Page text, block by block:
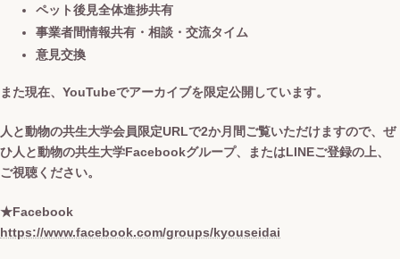
ペット後見全体進捗共有
事業者間情報共有・相談・交流タイム
意見交換
また現在、YouTubeでアーカイブを限定公開しています。
人と動物の共生大学会員限定URLで2か月間ご覧いただけますので、ぜ
ひ人と動物の共生大学Facebookグループ、またはLINEご登録の上、
ご視聴ください。
★Facebook
https://www.facebook.com/groups/kyouseidai